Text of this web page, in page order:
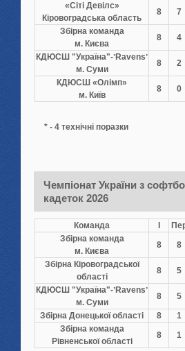
«Сіті Девілс»
Кіровоградська область
8 7
Збірна команда
м. Києва
8 4
КДЮСШ "Україна"-ʼRavensʼ
м. Суми
8 2
КДЮСШ «Олімп»
м. Київ
8 0
* - 4 технічні поразки
Чемпіонат України з
кадеток 2026
Команда
Збірна команда
м. Києва
8 8
Збірна Кіровоградської
області
8 5
КДЮСШ "Україна"-ʼRavensʼ
м. Суми
8 5
Збірна Донецької області
8 1
Збірна команда
Рівненської області
8 1